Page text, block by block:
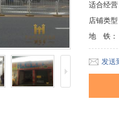
适合经
店铺类
地 铁：
发送